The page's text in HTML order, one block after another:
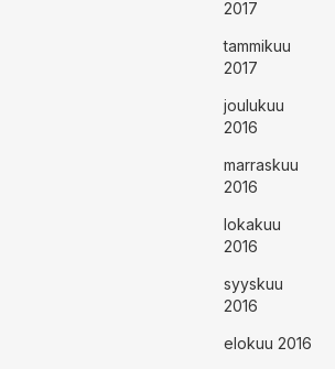
2017
tammikuu
2017
joulukuu
2016
marraskuu
2016
lokakuu
2016
syyskuu
2016
elokuu 2016